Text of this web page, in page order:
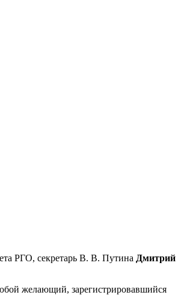
РГО, секретарь В. В. Путина Дмитрий
желающий, зарегистрировавшийся